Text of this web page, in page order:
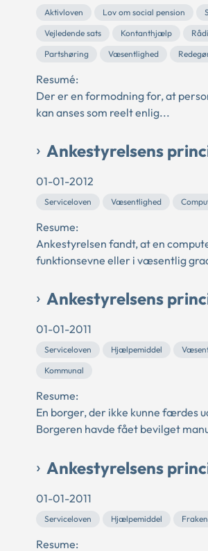
Aktivloven Lov om social pension
Vejledende sats
Kontanthjælp
Partshøring
Væsentlighed
Resumé:
Der er en formodning for, at
kan anses som reelt enlig...
Ankestyrelsens
01-01-2012
Serviceloven Væsentlighed
Resume:
Ankestyrelsen fandt, at en
funktionsevne eller i væsentlig
Ankestyrelsens
01-01-2011
Serviceloven Hjælpemiddel
Kommunal
Resume:
En borger, der ikke kunne færdes
Borgeren havde fået bevilget
Ankestyrelsens
01-01-2011
Serviceloven Hjælpemiddel
Resume: